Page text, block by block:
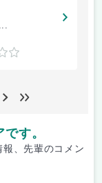
す。
、先輩のコメン